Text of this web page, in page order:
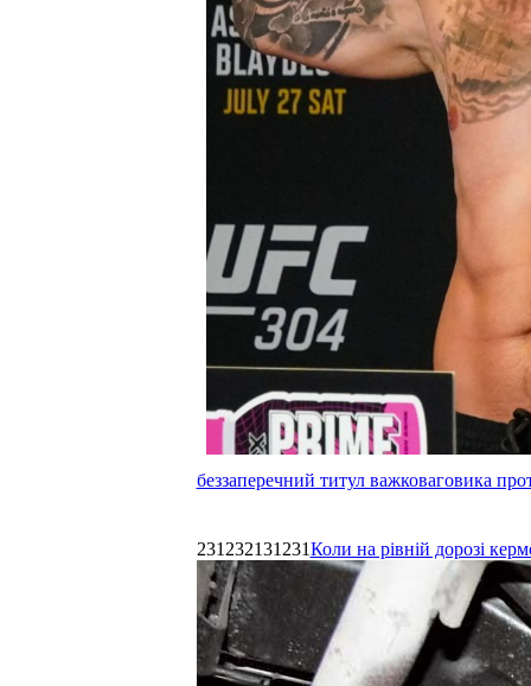
беззаперечний титул важковаговика
231232131231Коли на рівній дорозі